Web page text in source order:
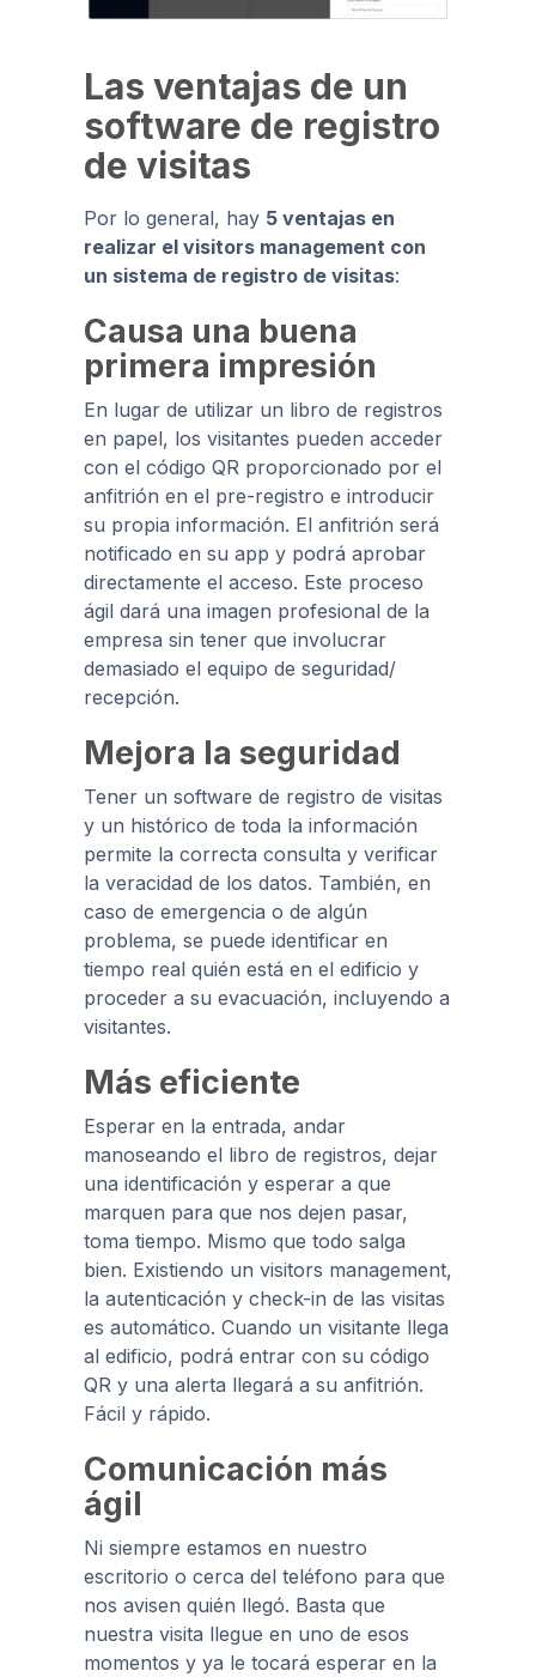
Las ventajas de un
software de registro
de visitas
Por lo general, hay 5 ventajas en
realizar el visitors management con
un sistema de registro de visitas:
Causa una buena
primera impresión
En lugar de utilizar un libro de registros
en papel, los visitantes pueden acceder
con el código QR proporcionado por el
anfitrión en el pre-registro e introducir
su propia información. El anfitrión será
notificado en su app y podrá aprobar
directamente el acceso. Este proceso
ágil dará una imagen profesional de la
empresa sin tener que involucrar
demasiado el equipo de seguridad/
recepción.
Mejora la seguridad
Tener un software de registro de visitas
y un histórico de toda la información
permite la correcta consulta y verificar
la veracidad de los datos. También, en
caso de emergencia o de algún
problema, se puede identificar en
tiempo real quién está en el edificio y
proceder a su evacuación, incluyendo a
visitantes.
Más eficiente
Esperar en la entrada, andar
manoseando el libro de registros, dejar
una identificación y esperar a que
marquen para que nos dejen pasar,
toma tiempo. Mismo que todo salga
bien. Existiendo un visitors management,
la autenticación y check-in de las visitas
es automático. Cuando un visitante llega
al edificio, podrá entrar con su código
QR y una alerta llegará a su anfitrión.
Fácil y rápido.
Comunicación más
ágil
Ni siempre estamos en nuestro
escritorio o cerca del teléfono para que
nos avisen quién llegó. Basta que
nuestra visita llegue en uno de esos
momentos y ya le tocará esperar en la